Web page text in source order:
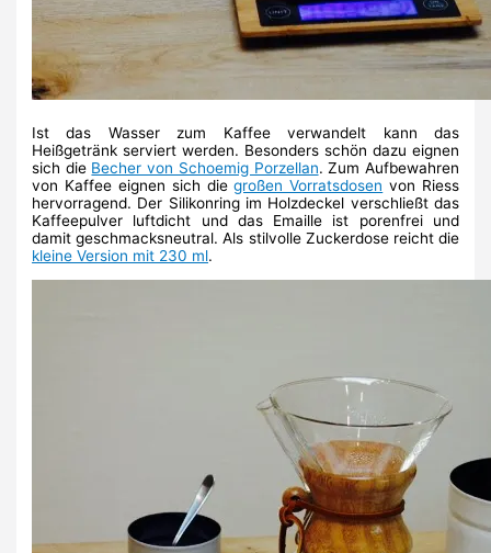
Ist das Wasser zum Kaffee verwandelt kann das
Heißgetränk serviert werden. Besonders schön dazu eignen
sich die Becher von Schoemig Porzellan. Zum Aufbewahren
von Kaffee eignen sich diegroßen Vorratsdosen von Riess
hervorragend. Der Silikonring im Holzdeckel verschließt das
Kaffeepulver luftdicht und das Emaille ist porenfrei und
damit geschmacksneutral. Als stilvolle Zuckerdose reicht die
kleine Version mit 230 ml.